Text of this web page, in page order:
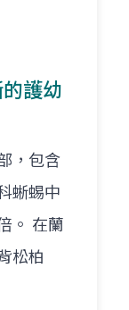
護幼
，包含
蜥蜴中
。 在蘭
松柏